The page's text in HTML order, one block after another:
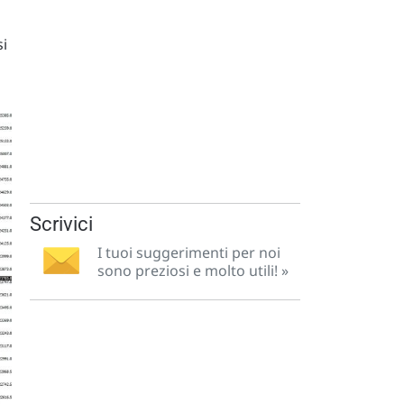
Scrivici
I tuoi suggerimenti per noi
sono preziosi e molto utili! »